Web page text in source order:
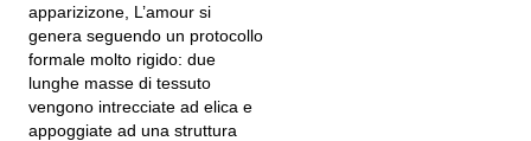
apparizizone, L’amour si
genera seguendo un protocollo
formale molto rigido: due
lunghe masse di tessuto
vengono intrecciate ad elica e
appoggiate ad una struttura